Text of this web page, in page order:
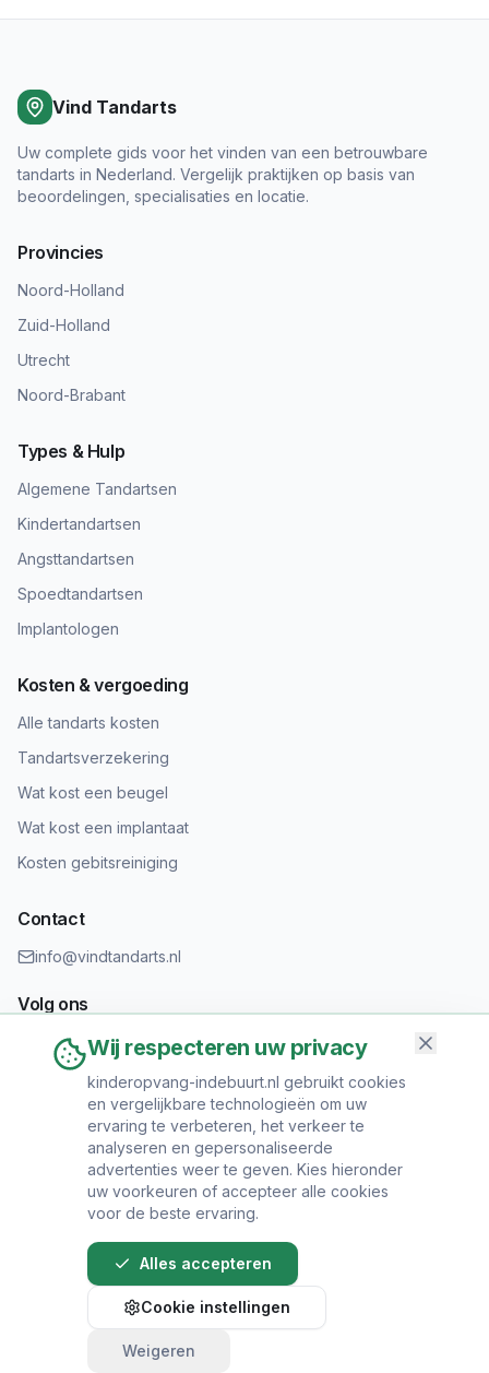
Vind Tandarts
Uw complete gids voor het vinden van een betrouwbare
tandarts in Nederland. Vergelijk praktijken op basis van
beoordelingen, specialisaties en locatie.
Provincies
Noord-Holland
Zuid-Holland
Utrecht
Noord-Brabant
Types & Hulp
Algemene Tandartsen
Kindertandartsen
Angsttandartsen
Spoedtandartsen
Implantologen
Kosten & vergoeding
Alle tandarts kosten
Tandartsverzekering
Wat kost een beugel
Wat kost een implantaat
Kosten gebitsreiniging
Contact
info@vindtandarts.nl
Volg ons
Informatie toevoegen?
Heeft u een tandartspraktijk? Neem contact op om uw praktijk
toe te voegen.
© 2024 Vind Tandarts. Alle rechten voorbehouden.
Over Ons
• Privacy Policy
Voorwaarden
• Sitemap
Wij respecteren uw privacy
kinderopvang-indebuurt.nl gebruikt cookies
en vergelijkbare technologieën om uw
ervaring te verbeteren, het verkeer te
analyseren en gepersonaliseerde
advertenties weer te geven. Kies hieronder
uw voorkeuren of accepteer alle cookies
voor de beste ervaring.
Alles accepteren
Cookie instellingen
Weigeren